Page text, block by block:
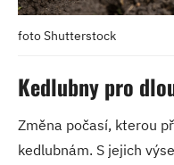
foto Shutterstock
Kedlubny pro
Změna počasí, kterou
kedlubnám. S jejich